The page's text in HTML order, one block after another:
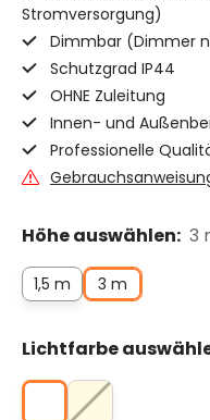
Stromversorgung)
Dimmbar (Dimmer
Schutzgrad IP44
OHNE Zuleitung
Innen- und
Professionelle
Höhe auswählen: 3
1,5 m 3 m
Lichtfarbe